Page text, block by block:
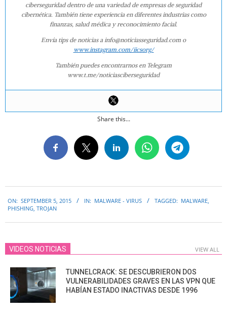
ciberseguridad dentro de una variedad de empresas de seguridad
cibernética. También tiene experiencia en diferentes industrias como
finanzas, salud médica y reconocimiento facial.
Envía tips de noticias a info@noticiasseguridad.com o
www.instagram.com/iicsorg/
También puedes encontrarnos en Telegram
www.t.me/noticiasciberseguridad
Share this...
09-
ON: SEPTEMBER 5, 2015 IN: MALWARE - VIRUS TAGGED: MALWARE,
PHISHING, TROJAN
VIDEOS NOTICIAS VIEW ALL
TUNNELCRACK: SE DESCUBRIERON DOS
VULNERABILIDADES GRAVES EN LAS VPN QUE
HABÍAN ESTADO INACTIVAS DESDE 1996